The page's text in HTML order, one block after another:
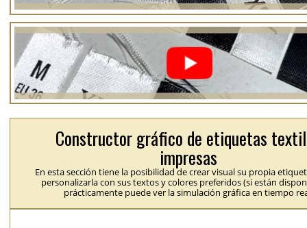
Constructor gráfico de etiquetas
impresas
En esta sección tiene la posibilidad de crear visual su propia
personalizarla con sus textos y colores preferidos (si están
prácticamente puede ver la simulación gráfica en tiempo